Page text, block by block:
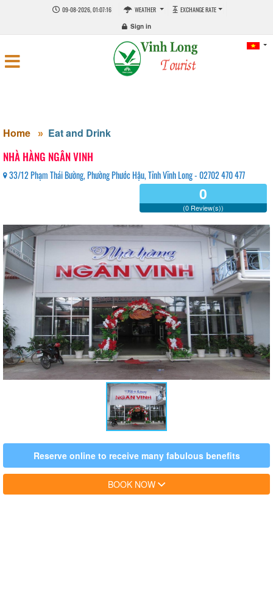
09-08-2026, 01:07:16 WEATHER EXCHANGE RATE
Sign in
Home Eat and Drink
NHÀ HÀNG NGÂN VINH
33/12 Phạm Thái Bường, Phường Phước Hậu, Tỉnh Vĩnh Long - 02702 470 477
0
(0 Review(s))
Reserve online to receive many fabulous benefits
BOOK NOW